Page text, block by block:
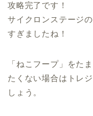
攻略完了です！
サイクロンステージ
すぎましたね！
「ねこフープ」をた
たくない場合はトレ
しょう。